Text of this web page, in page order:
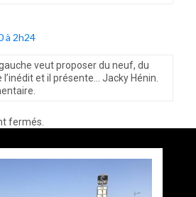
à 2h24
veut proposer du neuf, du
l’inédit et il présente… Jacky Hénin.
fermés.
au bus et tri sélectif !!!